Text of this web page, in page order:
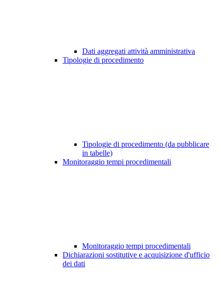
Dati aggregati attività amministrativa
Tipologie di procedimento
Tipologie di procedimento (da pubblicare
in tabelle)
Monitoraggio tempi procedimentali
Monitoraggio tempi procedimentali
Dichiarazioni sostitutive e acquisizione d'ufficio
dei dati